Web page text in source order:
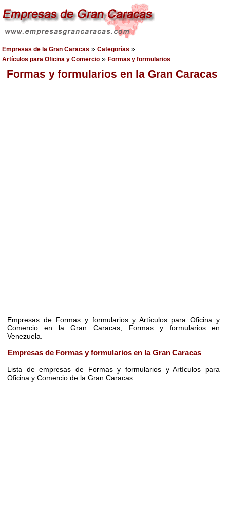
Empresas de la Gran Caracas » Categorías »
Artículos para Oficina y Comercio » Formas y formularios
Formas y formularios en la Gran Caracas
Empresas de Formas y formularios y Artículos para Oficina y
Comercio en la Gran Caracas, Formas y formularios en
Venezuela.
Empresas de Formas y formularios en la Gran Caracas
Lista de empresas de Formas y formularios y Artículos para
Oficina y Comercio de la Gran Caracas: